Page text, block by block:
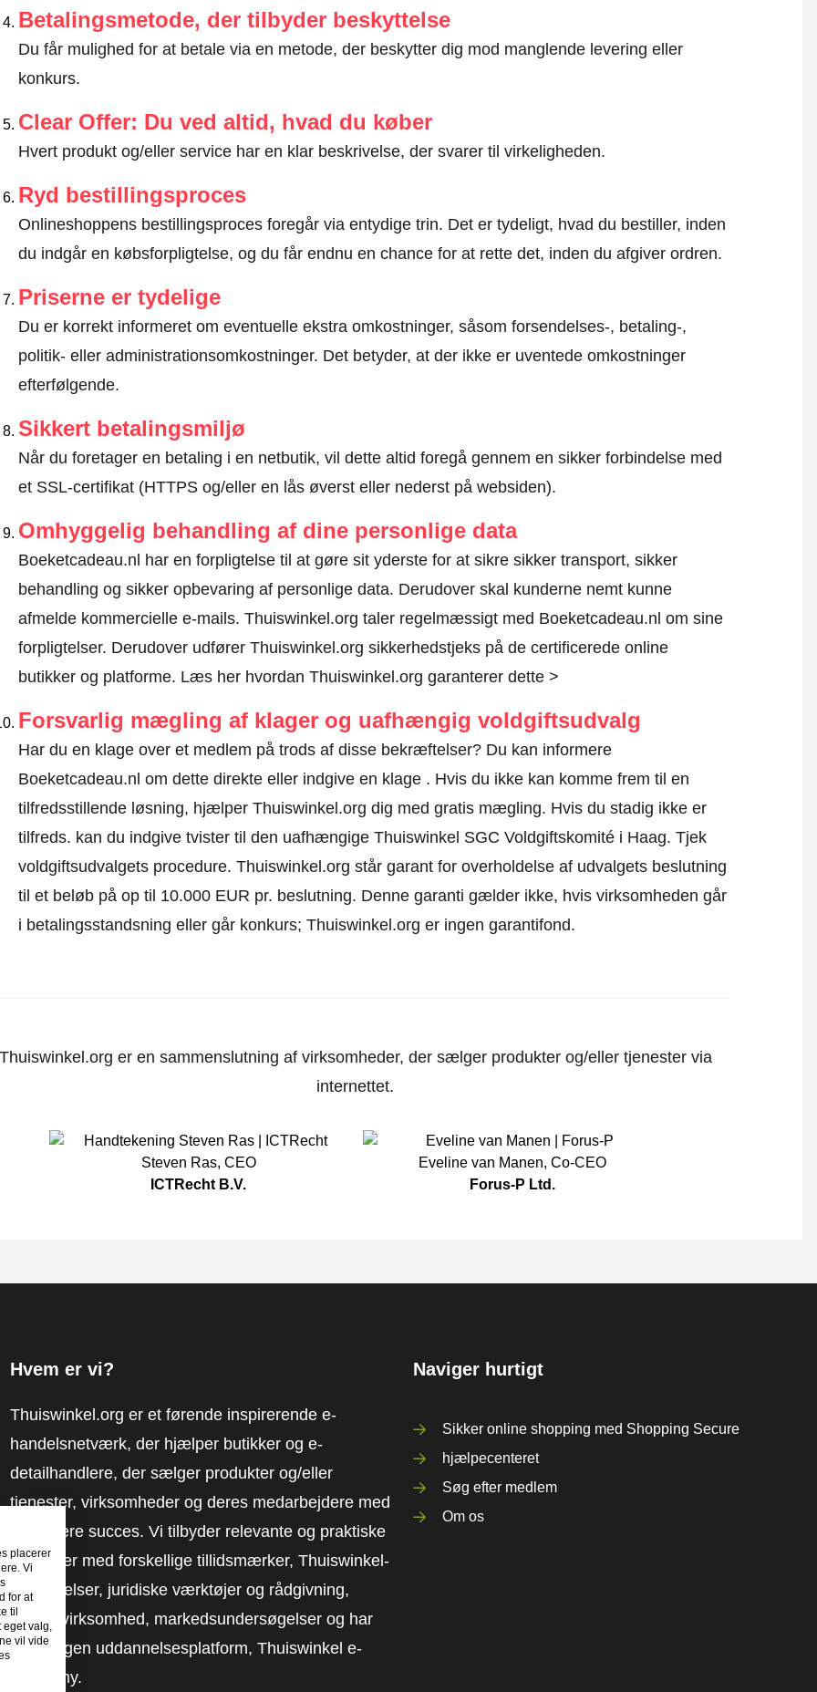
Betalingsmetode, der tilbyder beskyttelse
Du får mulighed for at betale via en metode, der beskytter dig mod manglende levering eller
konkurs.
Clear Offer: Du ved altid, hvad du køber
Hvert produkt og/eller service har en klar beskrivelse, der svarer til virkeligheden.
Ryd bestillingsproces
Onlineshoppens bestillingsproces foregår via entydige trin. Det er tydeligt, hvad du bestiller, inden
du indgår en købsforpligtelse, og du får endnu en chance for at rette det, inden du afgiver ordren.
Priserne er tydelige
Du er korrekt informeret om eventuelle ekstra omkostninger, såsom forsendelses-, betaling-,
politik- eller administrationsomkostninger. Det betyder, at der ikke er uventede omkostninger
efterfølgende.
Sikkert betalingsmiljø
Når du foretager en betaling i en netbutik, vil dette altid foregå gennem en sikker forbindelse med
et SSL-certifikat (HTTPS og/eller en lås øverst eller nederst på websiden).
Omhyggelig behandling af dine personlige data
Boeketcadeau.nl har en forpligtelse til at gøre sit yderste for at sikre sikker transport, sikker
behandling og sikker opbevaring af personlige data. Derudover skal kunderne nemt kunne
afmelde kommercielle e-mails. Thuiswinkel.org taler regelmæssigt med Boeketcadeau.nl om sine
forpligtelser. Derudover udfører Thuiswinkel.org sikkerhedstjeks på de certificerede online
butikker og platforme. Læs her hvordan Thuiswinkel.org garanterer dette >
Forsvarlig mægling af klager og uafhængig voldgiftsudvalg
Har du en klage over et medlem på trods af disse bekræftelser? Du kan informere
Boeketcadeau.nl om dette direkte ellerindgive en klage. Hvis du ikke kan komme frem til en
tilfredsstillende løsning, hjælper Thuiswinkel.org dig med gratis mægling. Hvis du stadig ikke er
tilfreds. kan du indgive tvister til den uafhængige Thuiswinkel SGC Voldgiftskomité i Haag. Tjek
voldgiftsudvalgets procedure. Thuiswinkel.org står garant for overholdelse af udvalgets beslutning
til et beløb på op til 10.000 EUR pr. beslutning. Denne garanti gælder ikke, hvis virksomheden går
i betalingsstandsning eller går konkurs; Thuiswinkel.org er ingen garantifond.
er en sammenslutning af virksomheder, der sælger produkter og/eller tjenester via
internettet.
Steven Ras, CEO
ICTRecht B.V.
Eveline van Manen, Co-CEO
Forus-P Ltd.
Hvem er vi?
Thuiswinkel.org er et førende inspirerende e-
handelsnetværk, der hjælper butikker og e-
detailhandlere, der sælger produkter og/eller
tjenester, virksomheder og deres medarbejdere med
at få mere succes. Vi tilbyder relevante og praktiske
løsninger med forskellige tillidsmærker, Thuiswinkel-
anmeldelser, juridiske værktøjer og rådgivning,
fortalervirksomhed, markedsundersøgelser og har
vores egen uddannelsesplatform, Thuiswinkel e-
Academy.
Naviger hurtigt
Sikker online shopping med Shopping Secure
hjælpecenteret
Søg efter medlem
Om os
placerer
Vi
for at
til
eget valg,
vil vide